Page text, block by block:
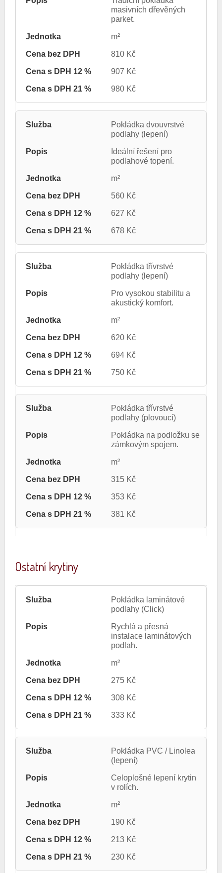
masivních dřevěných
parket.
m²
810 Kč
907 Kč
980 Kč
Pokládka dvouvrstvé
podlahy (lepení)
Ideální řešení pro
podlahové topení.
m²
560 Kč
627 Kč
678 Kč
Pokládka třívrstvé
podlahy (lepení)
Pro vysokou stabilitu a
akustický komfort.
m²
620 Kč
694 Kč
750 Kč
Pokládka třívrstvé
podlahy (plovoucí)
Pokládka na podložku se
zámkovým spojem.
m²
315 Kč
353 Kč
381 Kč
Ostatní krytiny
Pokládka laminátové
podlahy (Click)
Rychlá a přesná
instalace laminátových
podlah.
m²
275 Kč
308 Kč
333 Kč
Pokládka PVC / Linolea
(lepení)
Celoplošné lepení krytin
v rolích.
m²
190 Kč
213 Kč
230 Kč